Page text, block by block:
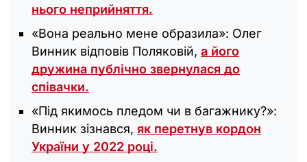
нього неприйняття.
«Вона реально мене образила»: Олег
Винник відповів Поляковій, а його
дружина публічно звернулася до
співачки.
«Під якимось пледом чи в багажнику?»:
Винник зізнався, як перетнув кордон
України у 2022 році.